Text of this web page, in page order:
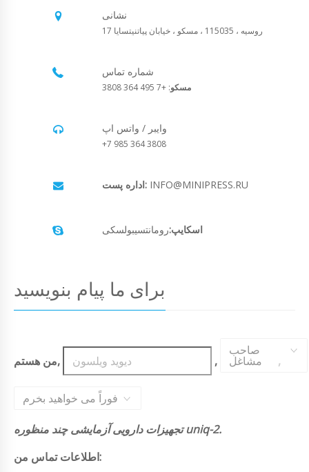
نشانی
روسیه ، 115035 ، مسکو ، خیابان پیاتنیتسایا 17
شماره تماس
مسکو: +7 495 364 3808
وایبر / واتس اپ
+7 985 364 3808
اداره پست: INFO@MINIPRESS.RU
اسکایپ:رومانتسیبولسکی
برای ما پیام بنویسید
من هستم, ,
صاحب
مشاغل ,
فوراً می خواهید بخرم
تجهیزات دارویی آزمایشی چند منظوره uniq-2.
اطلاعات تماس من: